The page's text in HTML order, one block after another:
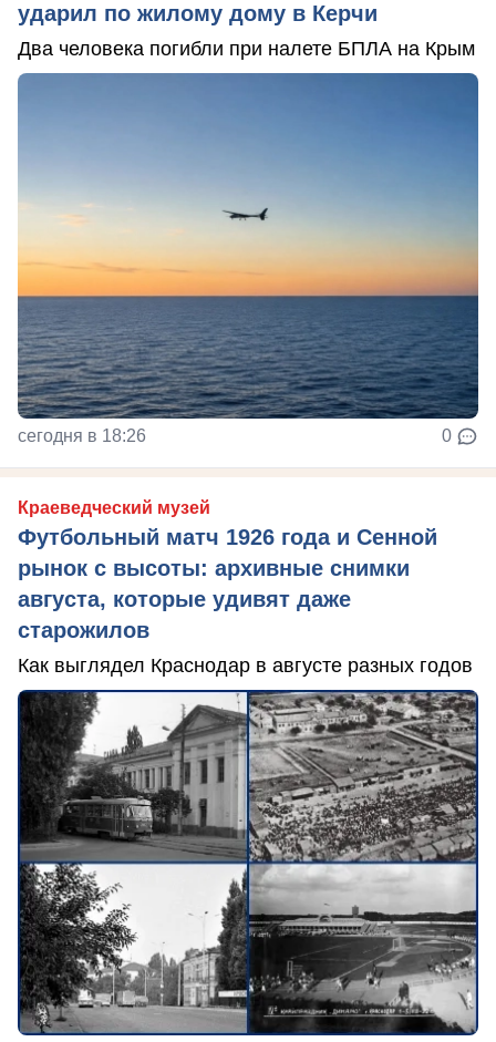
ударил по жилому дому в Керчи
Два человека погибли при налете БПЛА на Крым
сегодня в 18:26 0
Краеведческий музей
Футбольный матч 1926 года и Сенной
рынок с высоты: архивные снимки
августа, которые удивят даже
старожилов
Как выглядел Краснодар в августе разных годов